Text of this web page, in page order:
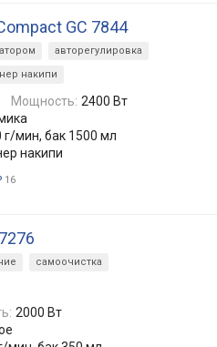
GC 7844
авторегулировка
накипи
Мощность: 2400 Вт
г/мин, бак 1500 мл
накипи
16
самоочистка
2000 Вт